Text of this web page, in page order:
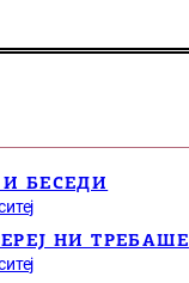
БЕСЕДИ
НИ ТРЕБАШЕ